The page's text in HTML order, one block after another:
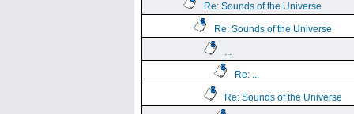
Re: Sounds of the Universe
Re: Sounds of the Universe
...
Re: ...
Re: Sounds of the Universe